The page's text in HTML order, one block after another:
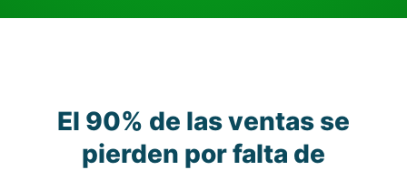
El 90% de las ventas se
pierden por falta de